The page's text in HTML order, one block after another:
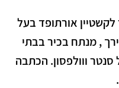
אורתופד בעל
, מנתח בכיר בבתי
ווולפסון. הכתבה